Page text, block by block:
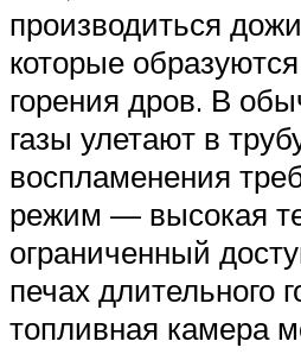
производиться
которые
горения дров. В
газы улетают в
воспламенения
режим — высокая
ограниченный
печах длительного
топливная камера